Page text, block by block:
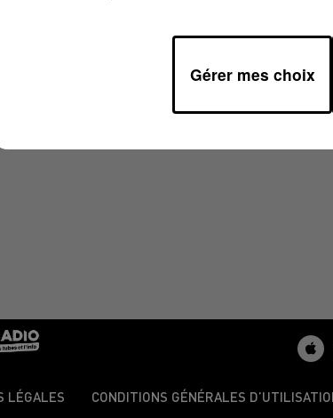
2024 À 07H40
LÉGALES CONDITIONS GÉNÉRALES
Gérer mes choix